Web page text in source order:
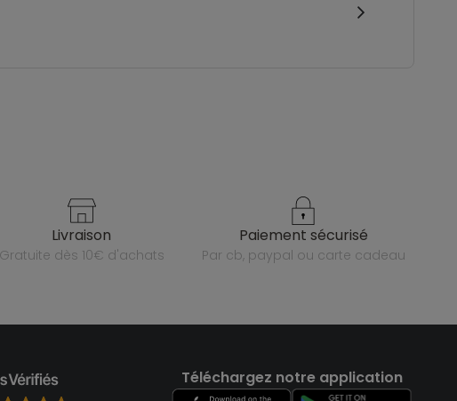
livraison
gratuite dès 10€ d'achats
paiement sécurisé
par cb, paypal ou carte cadeau
Téléchargez notre application